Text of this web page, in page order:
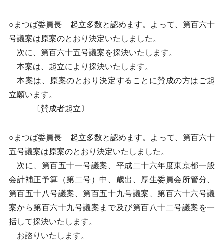
○まつば委員長 起立多数と認めます。よって、第百六十
号議案は原案のとおり決定いたしました。
次に、第百六十五号議案を採決いたします。
本案は、起立により採決いたします。
本案は、原案のとおり決定することに賛成の方はご起
立願います。
〔賛成者起立〕
○まつば委員長 起立多数と認めます。よって、第百六十
五号議案は原案のとおり決定いたしました。
次に、第百五十一号議案、平成二十六年度東京都一般
会計補正予算（第二号）中、歳出、厚生委員会所管分、
第百五十八号議案、第百五十九号議案、第百六十六号議
案から第百六十九号議案まで及び第百八十二号議案を一
括して採決いたします。
お諮りいたします。